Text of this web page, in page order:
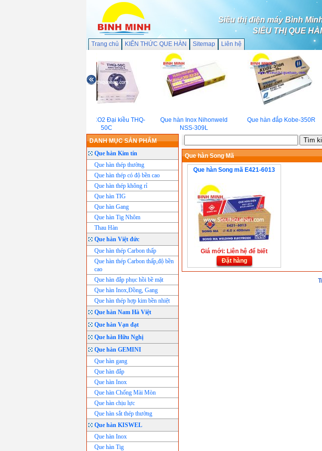
Siêu thị điện máy Bình
SIÊU THỊ QUE
Trang chủ KIẾN THỨC QUE HÀN Sitemap Liên hệ
Dây hàn CO2 Đại kiều THQ-
50C
Que hàn Inox Nihonweld
NSS-309L
Que hàn đắp Kobe-350R
DANH MỤC SẢN PHẨM
Que hàn Kim tín
Que hàn thép thường
Que hàn thép có độ bền cao
Que hàn thép không rỉ
Que hàn TIG
Que hàn Gang
Que hàn Tig Nhôm
Thau Hàn
Que hàn Việt đức
Que hàn thép Carbon thấp
Que hàn thép Carbon thấp,độ bền
cao
Que hàn đắp phục hồi bề mặt
Que hàn Inox,Đồng, Gang
Que hàn thép hợp kim bền nhiệt
Que hàn Nam Hà Việt
Que hàn Vạn đạt
Que hàn Hữu Nghị
Que hàn GEMINI
Que hàn gang
Que hàn đắp
Que hàn Inox
Que hàn Chống Mài Mòn
Que hàn chịu lực
Que hàn sắt thép thường
Que hàn KISWEL
Que hàn Inox
Que hàn Tig
Que hàn Song Mã
Que hàn Song mã E421-6013
Giá mới: Liên hệ để biết
Đặt hàng